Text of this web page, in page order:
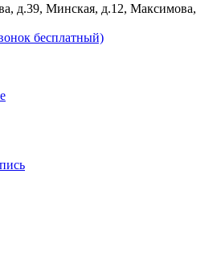
д.39, Минская, д.12, Максимова,
бесплатный)